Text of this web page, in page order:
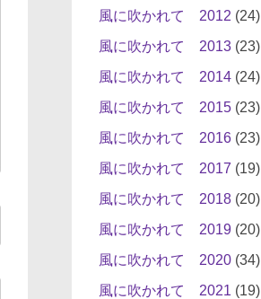
風に吹かれて 2012 (24)
風に吹かれて 2013(23)
風に吹かれて 2014(24)
風に吹かれて 2015(23)
風に吹かれて 2016(23)
風に吹かれて 2017 (19)
風に吹かれて 2018(20)
風に吹かれて 2019(20)
風に吹かれて 2020(34)
風に吹かれて 2021 (19)